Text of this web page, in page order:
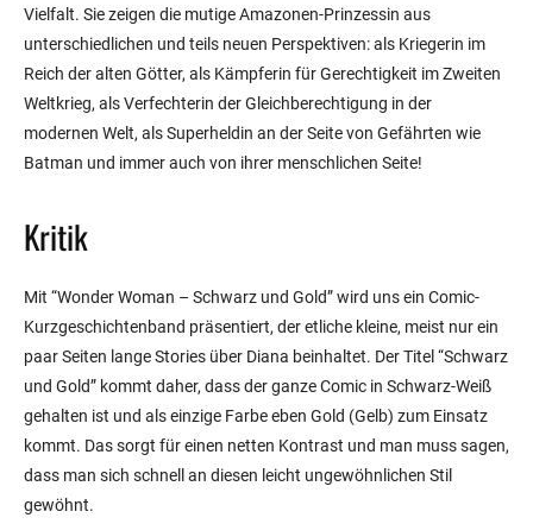
Vielfalt. Sie zeigen die mutige Amazonen-Prinzessin aus
unterschiedlichen und teils neuen Perspektiven: als Kriegerin im
Reich der alten Götter, als Kämpferin für Gerechtigkeit im Zweiten
Weltkrieg, als Verfechterin der Gleichberechtigung in der
modernen Welt, als Superheldin an der Seite von Gefährten wie
Batman und immer auch von ihrer menschlichen Seite!
Kritik
Mit “Wonder Woman – Schwarz und Gold” wird uns ein Comic-
Kurzgeschichtenband präsentiert, der etliche kleine, meist nur ein
paar Seiten lange Stories über Diana beinhaltet. Der Titel “Schwarz
und Gold” kommt daher, dass der ganze Comic in Schwarz-Weiß
gehalten ist und als einzige Farbe eben Gold (Gelb) zum Einsatz
kommt. Das sorgt für einen netten Kontrast und man muss sagen,
dass man sich schnell an diesen leicht ungewöhnlichen Stil
gewöhnt.